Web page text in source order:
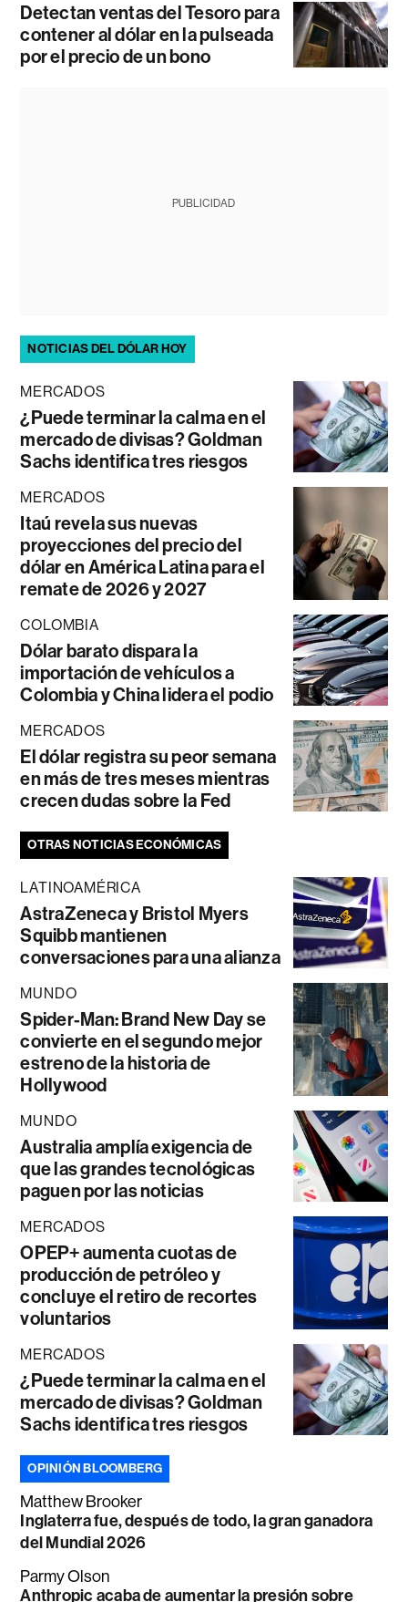
Detectan ventas del Tesoro para
contener al dólar en la pulseada
por el precio de un bono
PUBLICIDAD
NOTICIAS DEL DÓLAR HOY
MERCADOS
¿Puede terminar la calma en el
mercado de divisas? Goldman
Sachs identifica tres riesgos
MERCADOS
Itaú revela sus nuevas
proyecciones del precio del
dólar en América Latina para el
remate de 2026 y 2027
COLOMBIA
Dólar barato dispara la
importación de vehículos a
Colombia y China lidera el podio
MERCADOS
El dólar registra su peor semana
en más de tres meses mientras
crecen dudas sobre la Fed
OTRAS NOTICIAS ECONÓMICAS
LATINOAMÉRICA
AstraZeneca y Bristol Myers
Squibb mantienen
conversaciones para una alianza
MUNDO
Spider-Man: Brand New Day se
convierte en el segundo mejor
estreno de la historia de
Hollywood
MUNDO
Australia amplía exigencia de
que las grandes tecnológicas
paguen por las noticias
MERCADOS
OPEP+ aumenta cuotas de
producción de petróleo y
concluye el retiro de recortes
voluntarios
MERCADOS
¿Puede terminar la calma en el
mercado de divisas? Goldman
Sachs identifica tres riesgos
OPINIÓN BLOOMBERG
Matthew Brooker
Inglaterra fue, después de todo, la gran ganadora
del Mundial 2026
Parmy Olson
Anthropic acaba de aumentar la presión sobre